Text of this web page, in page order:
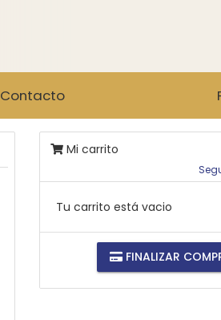
Contacto
Mi carrito
Tu carrito está vacio
FINALIZAR